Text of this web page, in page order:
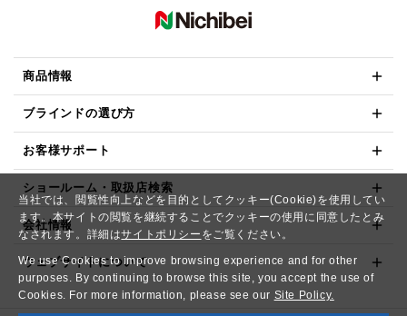
当社では、閲覧性向上などを目的としてクッキー(Cookie)を使用してい
ます。本サイトの閲覧を継続することでクッキーの使用に同意したとみ
なされます。詳細はサイトポリシー をご覧ください。
We use Cookies to improve browsing experience and for other
purposes. By continuing to browse this site, you accept the use of
Cookies. For more information, please see our Site Policy.
商品情報
ブラインドの選び方
お客様サポート
ショールーム・取扱店検索
会社情報
ウェブサイトについて